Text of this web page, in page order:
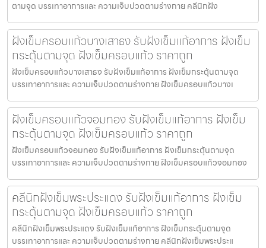
ตามจุด บรรเทาอาการและ ความเจ็บปวดตามร่างกาย คลีนิกฝัง
ฝังเข็มครอบแก้วบางเสาธง รับฝังเข็มแก้อาการ ฝังเข็ม
กระตุ้นตามจุด ฝังเข็มครอบแก้ว ราคาถูก
ฝังเข็มครอบแก้วบางเสาธง รับฝังเข็มแก้อาการ ฝังเข็มกระตุ้นตามจุด
บรรเทาอาการและ ความเจ็บปวดตามร่างกาย ฝังเข็มครอบแก้วบางเ
ฝังเข็มครอบแก้วจอมทอง รับฝังเข็มแก้อาการ ฝังเข็ม
กระตุ้นตามจุด ฝังเข็มครอบแก้ว ราคาถูก
ฝังเข็มครอบแก้วจอมทอง รับฝังเข็มแก้อาการ ฝังเข็มกระตุ้นตามจุด
บรรเทาอาการและ ความเจ็บปวดตามร่างกาย ฝังเข็มครอบแก้วจอมทอง
คลีนิกฝังเข็มพระประแดง รับฝังเข็มแก้อาการ ฝังเข็ม
กระตุ้นตามจุด ฝังเข็มครอบแก้ว ราคาถูก
คลีนิกฝังเข็มพระประแดง รับฝังเข็มแก้อาการ ฝังเข็มกระตุ้นตามจุด
บรรเทาอาการและ ความเจ็บปวดตามร่างกาย คลีนิกฝังเข็มพระประแ